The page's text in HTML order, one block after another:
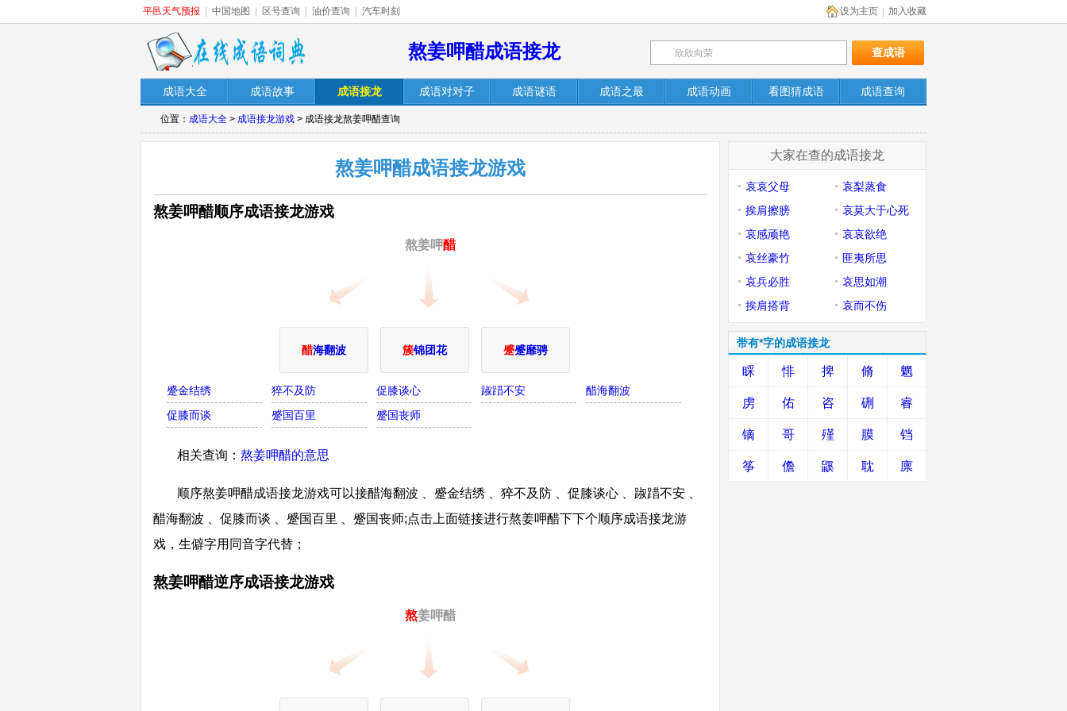
平邑天气预报 中国地图 区号查询 油价查询 汽车时刻 加入收藏
设为主页
熬姜呷醋成语接龙
成语大全 成语故事 成语接龙 成语对对子 成语谜语 成语之最 成语动画 看图猜成语 成语查询
位置： 成语大全 > 成语接龙游戏 > 成语接龙熬姜呷醋查询
熬姜呷醋成语接龙游戏
熬姜呷醋顺序成语接龙游戏
熬姜呷醋
醋海翻波 簇锦团花 蹙蹙靡骋
蹙金结绣 猝不及防 促膝谈心 踧踖不安
醋海翻波
促膝而谈
蹙国百里 蹙国丧师
相关查询： 熬姜呷醋的意思
顺序熬姜呷醋成语接龙游戏可以接醋海翻波 、蹙金结绣 、猝不及防 、促膝谈心 、踧踖不安 、
醋海翻波 、促膝而谈 、蹙国百里 、蹙国丧师;点击上面链接进行熬姜呷醋下下个顺序成语接龙游
戏，生僻字用同音字代替；
熬姜呷醋逆序成语接龙游戏
熬姜呷醋
大家在查的成语接龙
哀哀父母
哀梨蒸食
挨肩擦膀
哀莫大于心死
哀感顽艳
哀哀欲绝
哀丝豪竹
匪夷所思
哀兵必胜
哀思如潮
挨肩搭背
哀而不伤
带有*字的成语接龙
睬 悱 捭 脩 魍
虏 佑 咨 硎 睿
镝 哥 殣 膜 铛
筝 儋 鼷 耽 廪